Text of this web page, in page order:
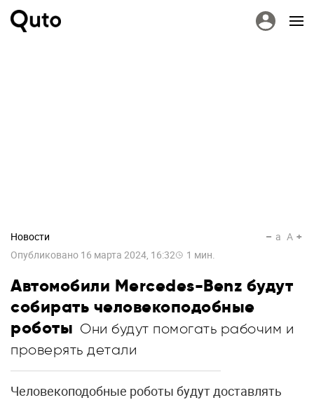
Новости
Опубликовано 16 марта 2024, 16:32 1 мин.
a A
Автомобили Mercedes-Benz будут
собирать человекоподобные
роботы Они будут помогать рабочим и
проверять детали
Человекоподобные роботы будут доставлять